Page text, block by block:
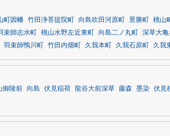
町因幡 竹田浄菩提院町 向島吹田河原町 景勝町 桃山
束師志水町 桃山水野左近東町 向島二ノ丸町 深草大亀
羽束師鴨川町 竹田内畑町 久我本町 久我石原町 久我
御陵前 向島 伏見稲荷 龍谷大前深草 藤森 墨染 伏見